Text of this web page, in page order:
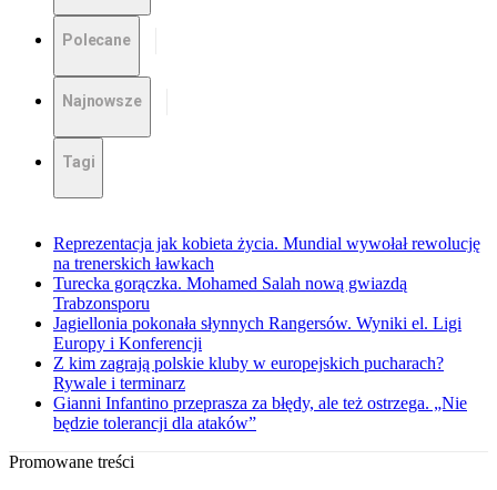
Polecane
Najnowsze
Tagi
Reprezentacja jak kobieta życia. Mundial wywołał rewolucję
na trenerskich ławkach
Turecka gorączka. Mohamed Salah nową gwiazdą
Trabzonsporu
Jagiellonia pokonała słynnych Rangersów. Wyniki el. Ligi
Europy i Konferencji
Z kim zagrają polskie kluby w europejskich pucharach?
Rywale i terminarz
Gianni Infantino przeprasza za błędy, ale też ostrzega. „Nie
będzie tolerancji dla ataków”
Promowane treści